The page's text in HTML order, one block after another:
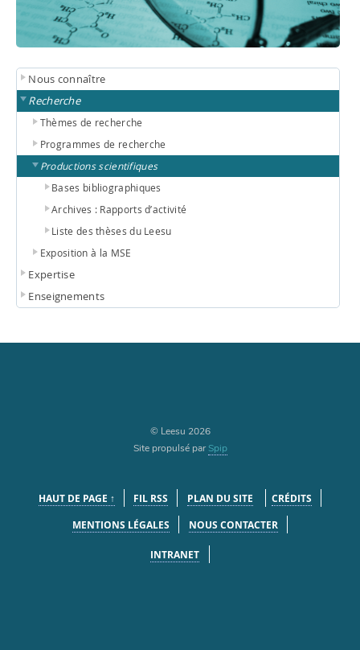
Nous connaître
Recherche
Thèmes de recherche
Programmes de recherche
Productions scientifiques
Bases bibliographiques
Archives : Rapports d’activité
Liste des thèses du Leesu
Exposition à la MSE
Expertise
Enseignements
© Leesu 2026
Site propulsé parSpip
HAUT DE PAGE ↑ FIL RSS PLAN DU SITE
CRÉDITS
MENTIONS LÉGALES
NOUS CONTACTER
INTRANET